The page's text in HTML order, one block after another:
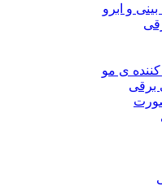
و ابرو
ی مو
برقی